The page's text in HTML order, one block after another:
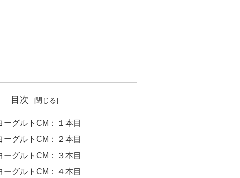
目次
ーグルトCM：１本目
ーグルトCM：２本目
ーグルトCM：３本目
ーグルトCM：４本目